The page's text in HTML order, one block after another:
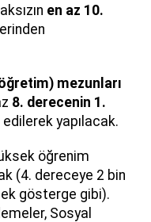
en az 10.
mezunları
8. derecenin 1.
yapılacak.
öğrenim
(4. dereceye 2 bin
gösterge gibi).
Sosyal